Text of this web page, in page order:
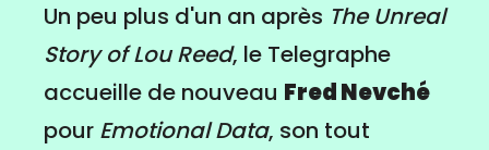
Un peu plus d'un an après The Unreal
Story of Lou Reed, le Telegraphe
accueille de nouveau Fred Nevché
pour Emotional Data, son tout